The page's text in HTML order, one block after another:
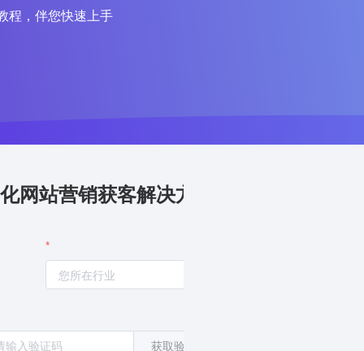
程，伴您快速上手
网站营销获客解决方案
获取验证码